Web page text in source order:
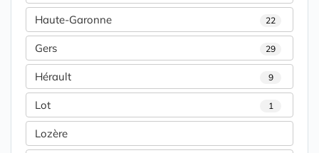
Haute-Garonne 22
Gers 29
Hérault 9
Lot 1
Lozère